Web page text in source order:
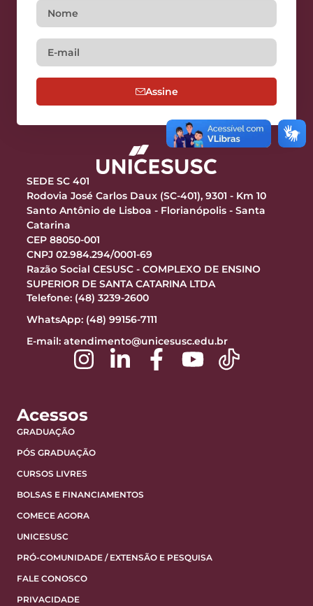
Assine
SEDE SC 401
Rodovia José Carlos Daux (SC-401), 9301 - Km 10
Santo Antônio de Lisboa - Florianópolis - Santa
Catarina
CEP 88050-001
CNPJ 02.984.294/0001-69
Razão Social CESUSC - COMPLEXO DE ENSINO
SUPERIOR DE SANTA CATARINA LTDA
Telefone: (48) 3239-2600
WhatsApp: (48) 99156-7111
E-mail: atendimento@unicesusc.edu.br
Acessos
GRADUAÇÃO
PÓS GRADUAÇÃO
CURSOS LIVRES
BOLSAS E FINANCIAMENTOS
COMECE AGORA
UNICESUSC
PRÓ-COMUNIDADE / EXTENSÃO E PESQUISA
FALE CONOSCO
PRIVACIDADE